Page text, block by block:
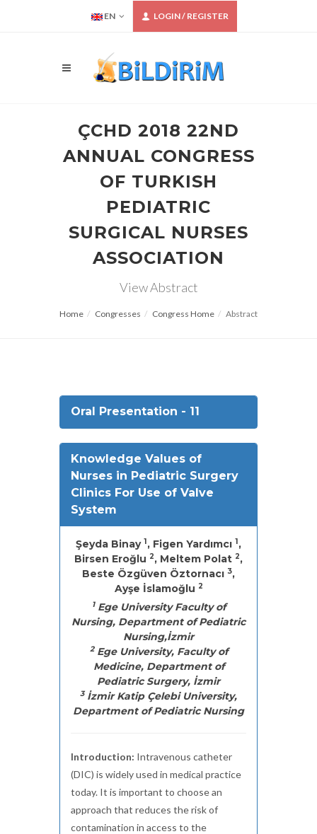
EN LOGIN / REGISTER
ÇCHD 2018 22ND
ANNUAL CONGRESS
OF TURKISH
PEDIATRIC
SURGICAL NURSES
ASSOCIATION
View Abstract
Home Congresses Congress Home Abstract
Oral Presentation - 11
Knowledge Values of
Nurses in Pediatric Surgery
Clinics For Use of Valve
System
Şeyda Binay 1, Figen Yardımcı 1,
Birsen Eroğlu 2, Meltem Polat 2,
Beste Özgüven Öztornacı 3,
Ayşe İslamoğlu 2
1Ege University Faculty of
Nursing, Department of Pediatric
Nursing,İzmir
2Ege University, Faculty of
Medicine, Department of
Pediatric Surgery, İzmir
3İzmir Katip Çelebi University,
Department of Pediatric Nursing
Introduction: Intravenous catheter
(DIC) is widely used in medical practice
today. It is important to choose an
approach that reduces the risk of
contamination in access to the